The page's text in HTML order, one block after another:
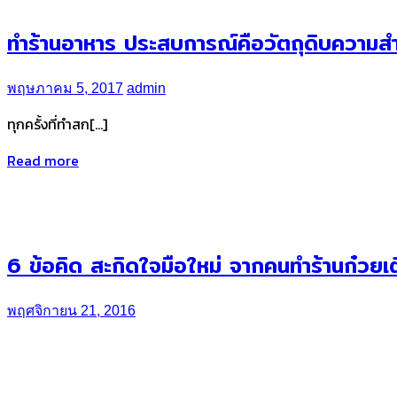
ทำร้านอาหาร ประสบการณ์คือวัตถุดิบความส
พฤษภาคม 5, 2017 admin
ทุกครั้งที่ทำสก[…]
Read more
6 ข้อคิด สะกิดใจมือใหม่ จากคนทำร้านก๋วย
พฤศจิกายน 21, 2016